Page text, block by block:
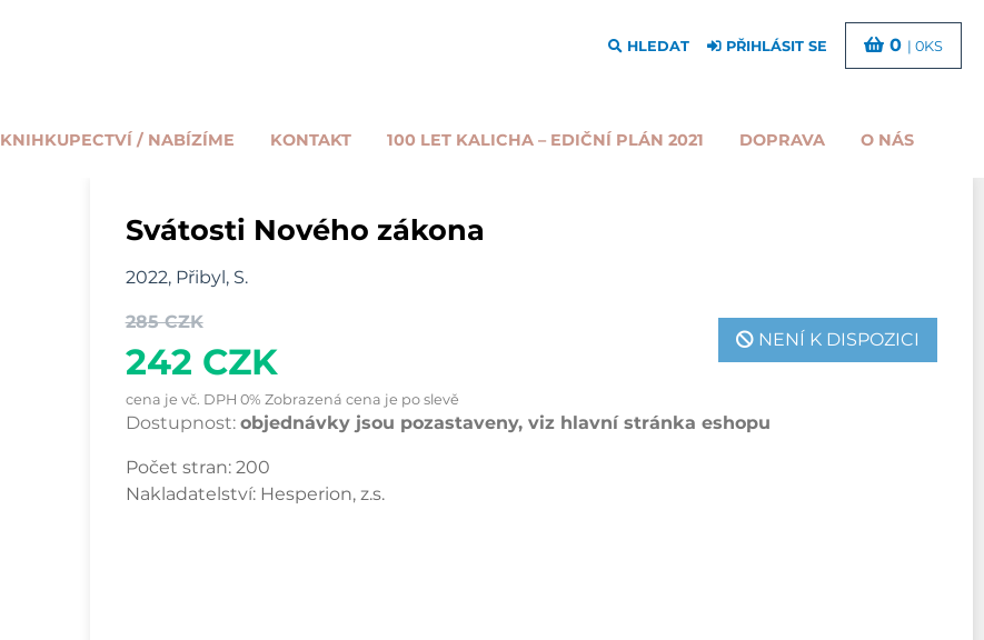
KNIHKUPECTVÍ / NABÍZÍME KONTAKT 100 LET KALICHA – EDIČNÍ PLÁN 2021 DOPRAVA O NÁS
HLEDAT PŘIHLÁSIT SE 0 | 0KS
Svátosti Nového zákona
2022, Přibyl, S.
285 CZK
242 CZK
NENÍ K DISPOZICI
cena je vč. DPH 0% Zobrazená cena je po slevě
Dostupnost: objednávky jsou pozastaveny, viz hlavní stránka eshopu
Počet stran: 200
Nakladatelství: Hesperion, z.s.